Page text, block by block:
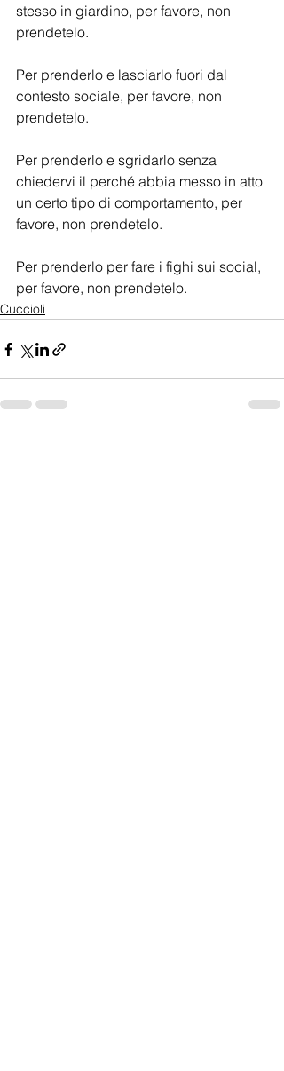
stesso in giardino, per favore, non
prendetelo.
Per prenderlo e lasciarlo fuori dal
contesto sociale, per favore, non
prendetelo.
Per prenderlo e sgridarlo senza
chiedervi il perché abbia messo in atto
un certo tipo di comportamento, per
favore, non prendetelo.
Per prenderlo per fare i fighi sui social,
per favore, non prendetelo.
Cuccioli